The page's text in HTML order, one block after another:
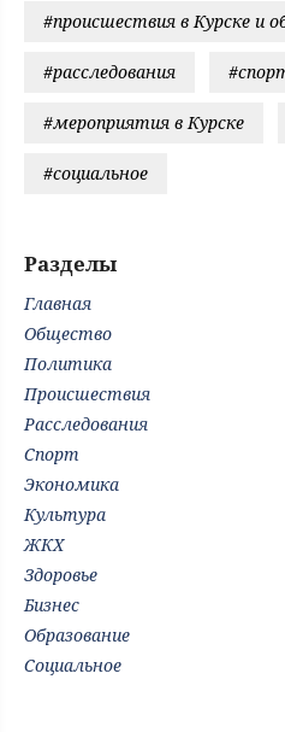
#происшествия в Курске и
#расследования
#мероприятия в Курске
#социальное
Разделы
Главная
Общество
Политика
Происшествия
Расследования
Спорт
Экономика
Культура
ЖКХ
Здоровье
Бизнес
Образование
Социальное